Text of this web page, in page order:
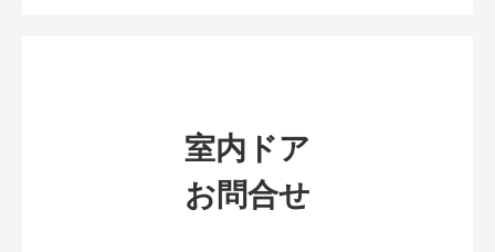
室内ドア
お問合せ